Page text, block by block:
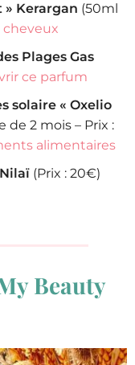
» Kerargan (50ml
cheveux
Plages Gas
ce parfum
solaire « Oxelio
de 2 mois – Prix :
alimentaires
(Prix : 20€)
Beauty